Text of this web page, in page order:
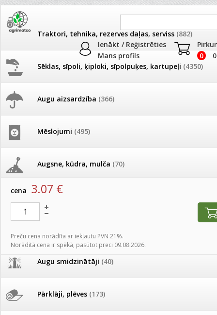
Ienākt / Reģistrēties
Mans profils
0
Traktori, tehnika, rezerves daļas, serviss (882)
Sēklas, sīpoli, ķiploki, sīpolpuķes, kartupeļi (4350)
Augu aizsardzība (366)
Mēslojumi (495)
Augsne, kūdra, mulča (70)
Podi un kasetes
Augu smidzinātāji (40)
Pārklāji, plēves (173)
JAUNUMI
Pašlasīšanas vietu katalogs
26.05. Vebinārs - Kā ierobežot
gliemežus piemājas dārzā un
Ūdens piemērotības noteikšana
smidzinājumu veikšanai
Pievienojies braucienam uz
Tomātu sēklu katalogs
AKCIJAS
frēze + mulčieris +
AKCIJAS komplekts -
AKCIJAS komplekts -
Balkoniem
Produkti »Podi un kasetes
Balkonkastu paliknis 80cm tumši brūns Agro80
artikuls: 1285 EAN:5905197355214
cena 3.07 €
Preču cena norādīta ar iekļautu PVN 21%.
Norādītā cena ir spēkā, pasūtot preci 09.08.2026.